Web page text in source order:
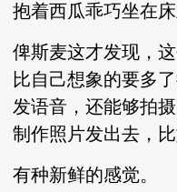
抱着西瓜乖巧坐在床
俾斯麦这才发现，
比自己想象的要多
发语音，还能够拍
制作照片发出去，
有种新鲜的感觉。